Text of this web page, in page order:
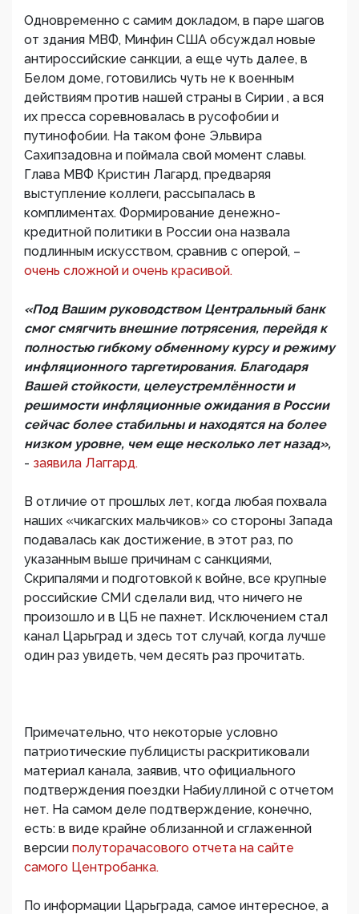
Одновременно с самим докладом, в паре шагов
от здания МВФ, Минфин США обсуждал новые
антироссийские санкции, а еще чуть далее, в
Белом доме, готовились чуть не к военным
действиям против нашей страны в Сирии , а вся
их пресса соревновалась в русофобии и
путинофобии. На таком фоне Эльвира
Сахипзадовна и поймала свой момент славы.
Глава МВФ Кристин Лагард, предваряя
выступление коллеги, рассыпалась в
комплиментах. Формирование денежно-
кредитной политики в России она назвала
подлинным искусством, сравнив с оперой, –
очень сложной и очень красивой.
«Под Вашим руководством Центральный банк
смог смягчить внешние потрясения, перейдя к
полностью гибкому обменному курсу и режиму
инфляционного таргетирования. Благодаря
Вашей стойкости, целеустремлённости и
решимости инфляционные ожидания в России
сейчас более стабильны и находятся на более
низком уровне, чем еще несколько лет назад»,
- заявила Лаггард.
В отличие от прошлых лет, когда любая похвала
наших «чикагских мальчиков» со стороны Запада
подавалась как достижение, в этот раз, по
указанным выше причинам с санкциями,
Скрипалями и подготовкой к войне, все крупные
российские СМИ сделали вид, что ничего не
произошло и в ЦБ не пахнет. Исключением стал
канал Царьград и здесь тот случай, когда лучше
один раз увидеть, чем десять раз прочитать.
Примечательно, что некоторые условно
патриотические публицисты раскритиковали
материал канала, заявив, что официального
подтверждения поездки Набиуллиной с отчетом
нет. На самом деле подтверждение, конечно,
есть: в виде крайне облизанной и сглаженной
версии полуторачасового отчета на сайте
самого Центробанка.
По информации Царьграда, самое интересное, а